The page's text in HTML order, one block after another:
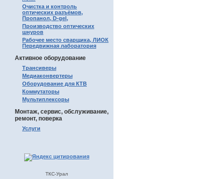
Очистка и контроль
оптических разъёмов,
Пропанол, D-gel,
Производство оптических
шнуров
Рабочее место сварщика, ЛИОК
Передвижная лаборатория
Активное оборудование
Трансиверы
Медиаконвертеры
Оборудование для КТВ
Коммутаторы
Мультиплексоры
Монтаж, сервис, обслуживание,
ремонт, поверка
Услуги
ТКС-Урал